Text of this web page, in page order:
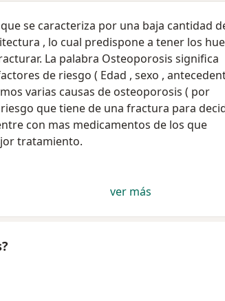
se caracteriza por una baja cantidad
, lo cual predispone a tener los
La palabra Osteoporosis significa
de riesgo ( Edad , sexo ,
varias causas de osteoporosis ( por
que tiene de una fractura para
con mas medicamentos de los que
tratamiento.
ver más